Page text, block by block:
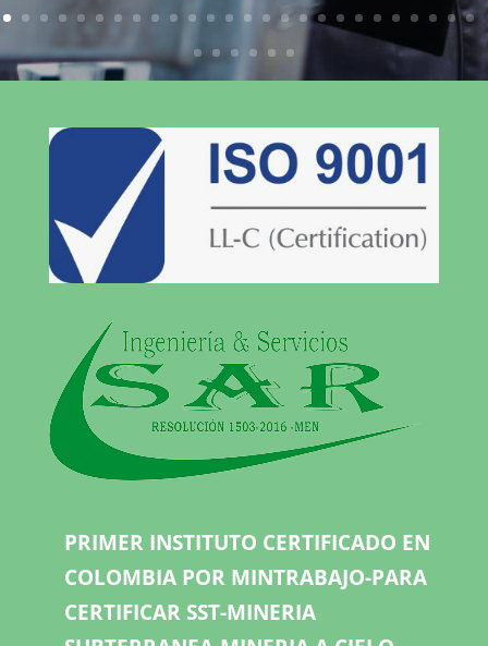
PRIMER INSTITUTO CERTIFICADO EN
COLOMBIA POR MINTRABAJO-PARA
CERTIFICAR SST-MINERIA